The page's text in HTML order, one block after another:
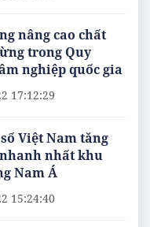
nâng cao chất
trong Quy
nghiệp quốc gia
17:12:29
Việt Nam tăng
nhất khu
Nam Á
15:24:40